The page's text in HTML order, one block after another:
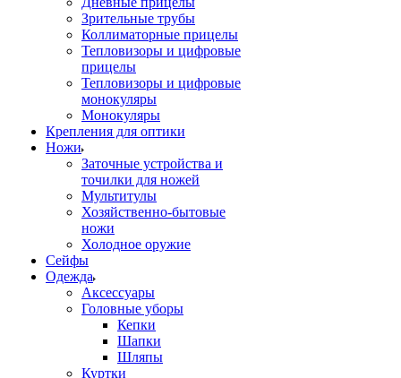
Зрительные трубы
Коллиматорные прицелы
Тепловизоры и цифровые
прицелы
Тепловизоры и цифровые
монокуляры
Монокуляры
Крепления для оптики
Ножи
Заточные устройства и
точилки для ножей
Мультитулы
Хозяйственно-бытовые
ножи
Холодное оружие
Сейфы
Одежда
Аксессуары
Головные уборы
Кепки
Шапки
Шляпы
Куртки